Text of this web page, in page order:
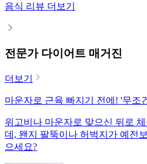
음식 리뷰 더보기
전문가 다이어트 매거진
더보기
마운자로 근육 빠지기 전에! '무조
위고비나 마운자로 맞으신 뒤로
데, 왠지 팔뚝이나 허벅지가 예전
으세요?